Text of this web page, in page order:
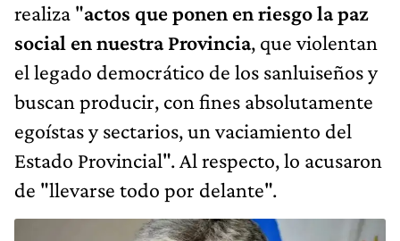
realiza "actos que ponen en riesgo la paz
social en nuestra Provincia, que violentan
el legado democrático de los sanluiseños y
buscan producir, con fines absolutamente
egoístas y sectarios, un vaciamiento del
Estado Provincial". Al respecto, lo acusaron
de "llevarse todo por delante".